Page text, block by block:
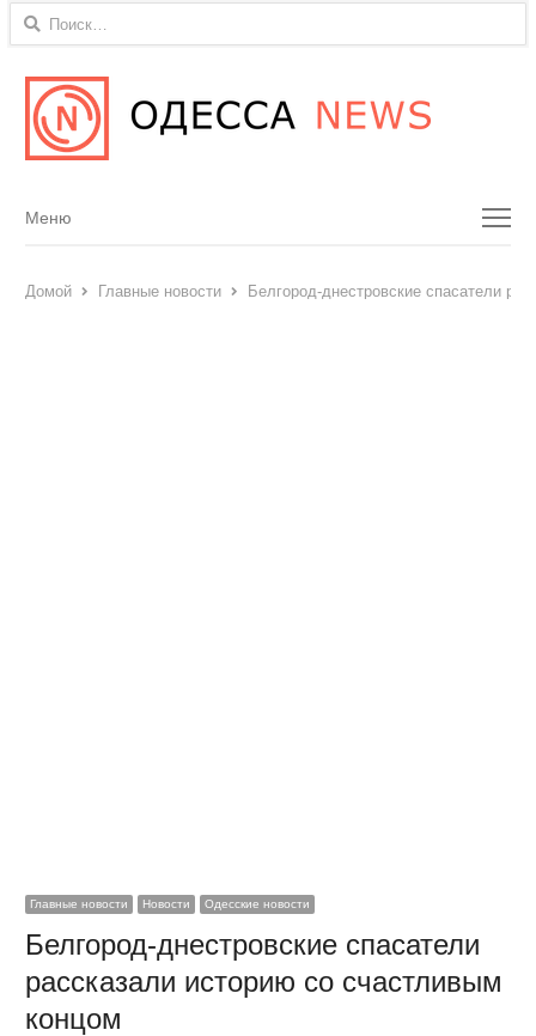
Найти:
Menu
Меню
Домой Главные новости Белгород-днестровские спасатели
Главные новости Новости Одесские новости
Белгород-днестровские спасатели
рассказали историю со счастливым
концом